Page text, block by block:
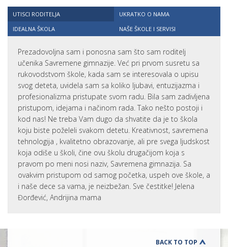
UTISCI RODITELJA
UKRATKO O NAMA
IDEALNA ŠKOLA
NAŠE ŠKOLE I SERVISI
Prezadovoljna sam i ponosna sam što sam roditelj
učenika Savremene gimnazije. Već pri prvom susretu sa
rukovodstvom škole, kada sam se interesovala o upisu
svog deteta, uvidela sam sa koliko ljubavi, entuzijazma i
profesionalizma pristupate svom radu. Bila sam zadivljena
pristupom, idejama i načinom rada. Tako nešto postoji i
kod nas! Ne treba Vam dugo da shvatite da je to škola
koju biste poželeli svakom detetu. Kreativnost, savremena
tehnologija , kvalitetno obrazovanje, ali pre svega ljudskost
koja odiše u školi, čine ovu školu drugačijom koja s
pravom po meni nosi naziv, Savremena gimnazija. Sa
ovakvim pristupom od samog početka, uspeh ove škole, a
i naše dece sa vama, je neizbežan. Sve čestitke! Jelena
Đorđević, Andrijina mama
BACK TO TOP